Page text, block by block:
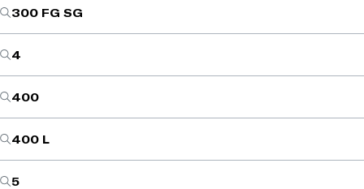
300 FG SG
4
400
400 L
5